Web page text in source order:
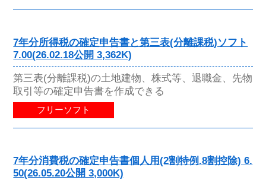
7年分所得税の確定申告書と第三表(分離課税)ソフト
7.00(26.02.18公開 3,362K)
第三表(分離課税)の土地建物、株式等、退職金、先物
取引等の確定申告書を作成できる
フリーソフト
7年分消費税の確定申告書個人用(2割特例.8割控除) 6.
50(26.05.20公開 3,000K)